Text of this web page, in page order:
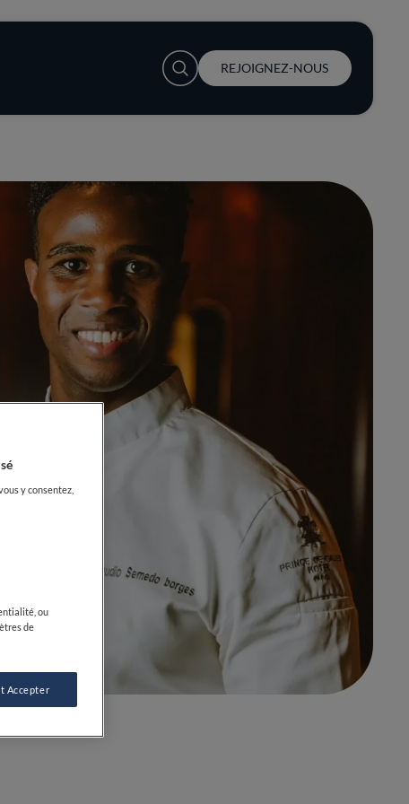
User account menu
REJOIGNEZ-NOUS
SUIVRE
y consentez,
ou
de
Accepter